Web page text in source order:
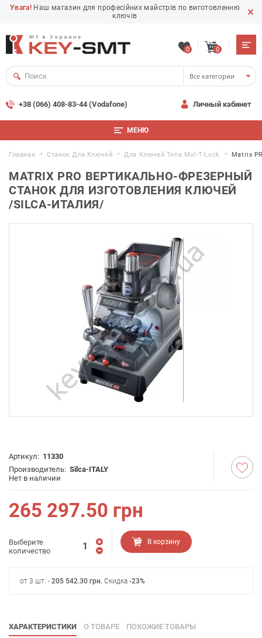
Увага! Наш магазин для професійних майстрів по виготовленню
ключів
0 0
Все категории
+38 (066) 408-83-44 (Vodafone) Личный кабинет
МЕНЮ
Главная Станок Для Ключей Для Ключей Типа Mul-T-Lock Matrix
MATRIX PRO ВЕРТИКАЛЬНО-ФРЕЗЕРНЫЙ
СТАНОК ДЛЯ ИЗГОТОВЛЕНИЯ КЛЮЧЕЙ
/SILCA-ИТАЛИЯ/
Артикул: 11330
Производитель: Silca-ITALY
Нет в наличии
265 297.50 грн
Выберите
количество
В корзину
от 3 шт. - 205 542.30 грн. Скидка -23%
ХАРАКТЕРИСТИКИ О ТОВАРЕ ПОХОЖИЕ ТОВАРЫ